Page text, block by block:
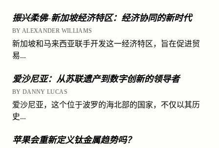
振兴柔佛-新加坡经济特区：经济协同的新时代
BY ALEXANDER WILLIAMS
新加坡和马来西亚联手开发这一经济特区，旨在促进贸
易...
爱沙尼亚：从苏联遗产到数字创新的领导者
BY DANNY LUCAS
爱沙尼亚，这个位于波罗的海北部的国家，不仅以其历
史...
苹果会重新定义钛金属趋势吗？